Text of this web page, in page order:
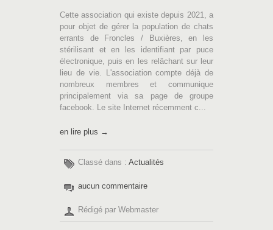
Cette association qui existe depuis 2021, a
pour objet de gérer la population de chats
errants de Froncles / Buxières, en les
stérilisant et en les identifiant par puce
électronique, puis en les relâchant sur leur
lieu de vie. L'association compte déjà de
nombreux membres et communique
principalement via sa page de groupe
facebook. Le site Internet récemment c...
en lire plus →
Classé dans : Actualités
aucun commentaire
Rédigé par Webmaster